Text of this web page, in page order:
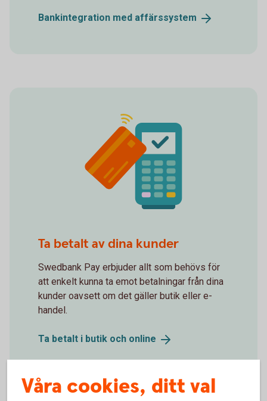
Bankintegration med affärssystem
Ta betalt av dina kunder
Swedbank Pay erbjuder allt som behövs för
att enkelt kunna ta emot betalningar från dina
kunder oavsett om det gäller butik eller e-
handel.
Ta betalt i butik och online
Våra cookies, ditt val